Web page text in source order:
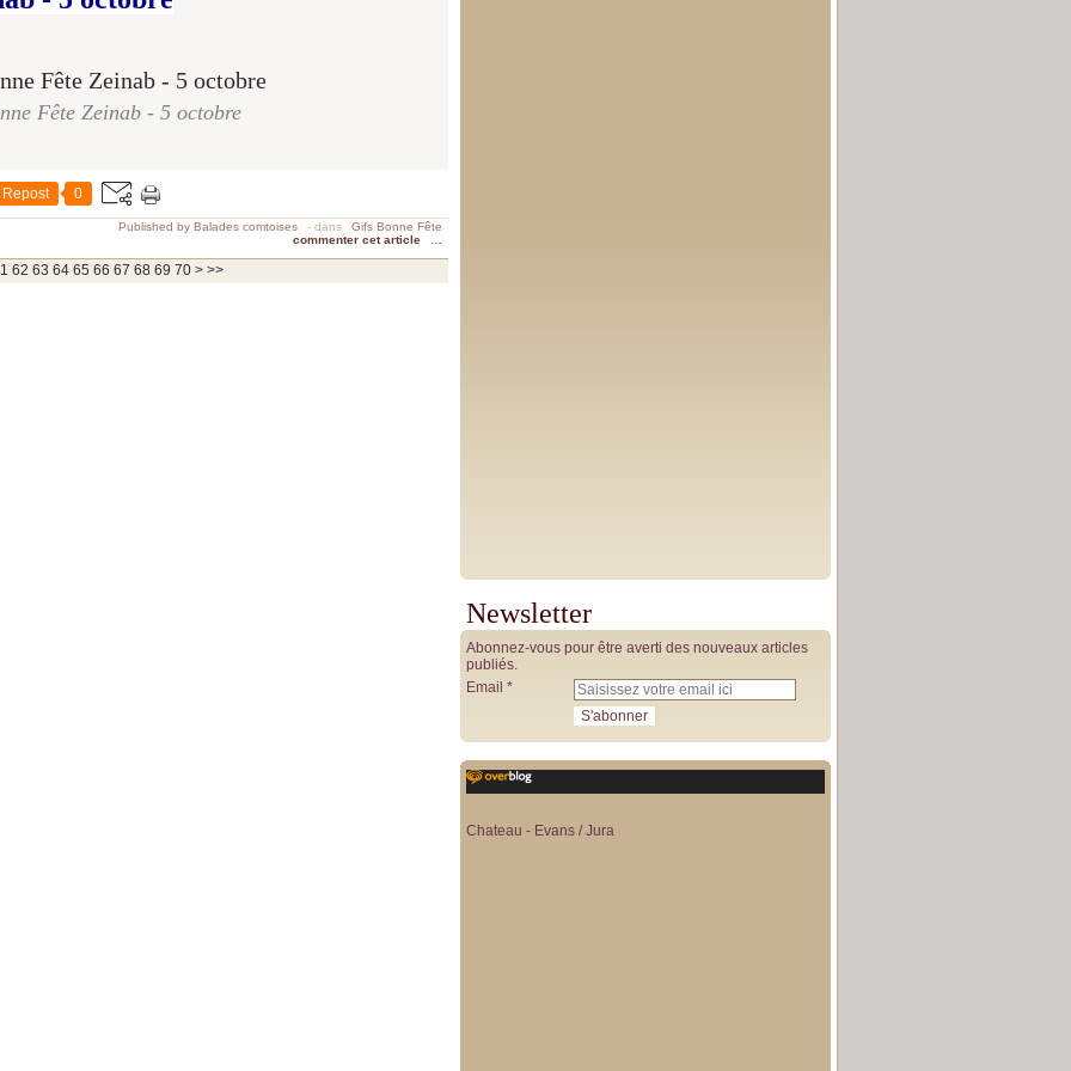
Fête Zeinab - 5 octobre
Repost 0
Published by Balades comtoises - dans
Gifs Bonne Fête
commenter cet article
62 63 64 65 66 67 68 69 70 80
90
100
> >>
Newsletter
Abonnez-vous pour être averti des nouveaux articles
publiés.
Email
Chateau - Evans / Jura